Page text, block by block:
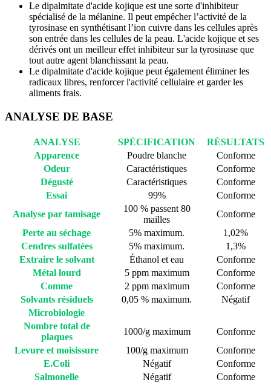
Le dipalmitate d'acide kojique est une sorte d'inhibiteur
spécialisé de la mélanine. Il peut empêcher l’activité de la
tyrosinase en synthétisant l’ion cuivre dans les cellules après
son entrée dans les cellules de la peau. L'acide kojique et ses
dérivés ont un meilleur effet inhibiteur sur la tyrosinase que
tout autre agent blanchissant la peau.
Le dipalmitate d'acide kojique peut également éliminer les
radicaux libres, renforcer l'activité cellulaire et garder les
aliments frais.
ANALYSE DE BASE
ANALYSE SPÉCIFICATION
RÉSULTATS
Apparence
Poudre blanche
Conforme
Odeur
Caractéristiques
Conforme
Dégusté
Caractéristiques
Conforme
Essai
99%
Conforme
Analyse par tamisage
100 % passent 80
mailles
Conforme
Perte au séchage
5% maximum.
1,02%
Cendres sulfatées
5% maximum.
1,3%
Extraire le solvant
Éthanol et eau
Conforme
Métal lourd
5 ppm maximum
Conforme
Comme
2 ppm maximum
Conforme
Solvants résiduels
0,05 % maximum.
Négatif
Microbiologie
Nombre total de
plaques
1000/g maximum
Conforme
Levure et moisissure
100/g maximum
Conforme
E.Coli
Négatif
Conforme
Salmonelle
Négatif Conforme